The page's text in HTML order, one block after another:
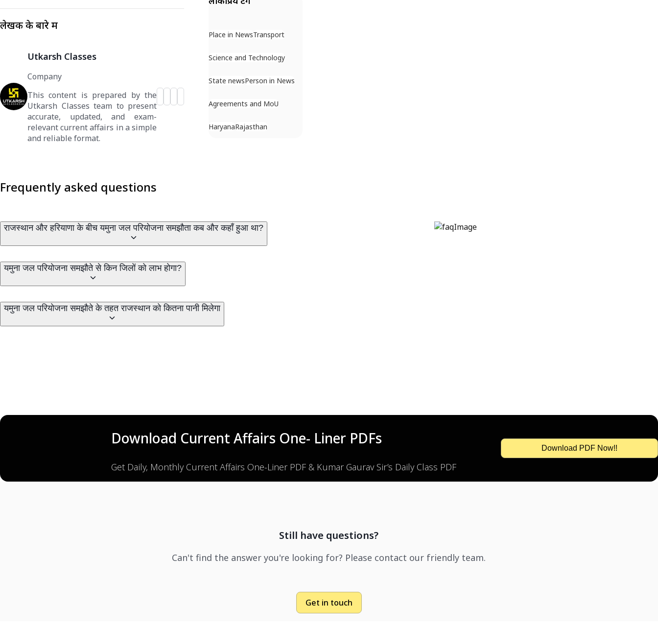
लेखक के बारे में
Utkarsh Classes
Company
This content is prepared by the
Utkarsh Classes team to present
accurate, updated, and exam-
relevant current affairs in a simple
and reliable format.
Place in NewsTransport
Science and Technology
State newsPerson in News
Agreements and MoU
HaryanaRajasthan
Frequently asked questions
राजस्थान और हरियाणा के बीच यमुना जल परियोजना समझौता कब और कहाँ हुआ था?
यमुना जल परियोजना समझौते से किन जिलों को लाभ होगा?
यमुना जल परियोजना समझौते के तहत राजस्थान को कितना पानी मिलेगा
Download Current Affairs One- Liner PDFs
Get Daily, Monthly Current Affairs One-Liner PDF & Kumar Gaurav Sir’s Daily Class PDF
Download PDF Now!!
Still have questions?
Can't find the answer you're looking for? Please contact our friendly team.
Get in touch